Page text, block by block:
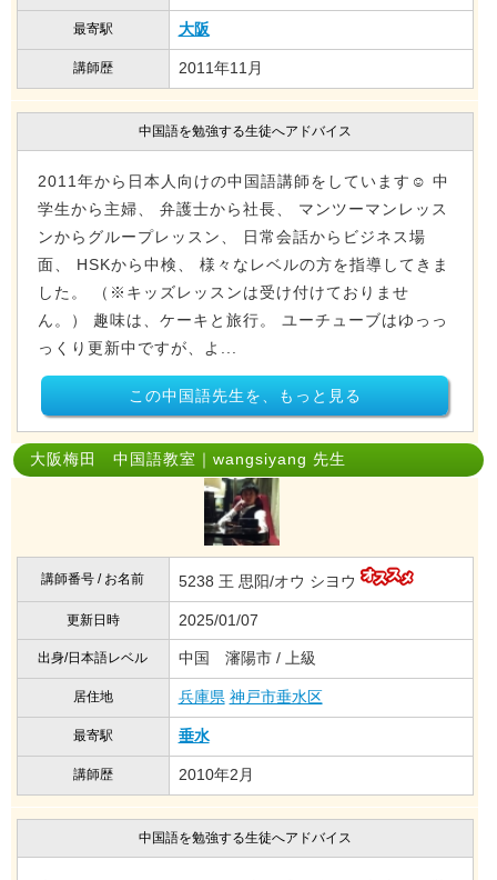
最寄駅 大阪
講師歴 2011年11月
中国語を勉強する生徒へアドバイス
2011年から日本人向けの中国語講師をしています☺︎ 中
学生から主婦、 弁護士から社長、 マンツーマンレッス
ンからグループレッスン、 日常会話からビジネス場
面、 HSKから中検、 様々なレベルの方を指導してきま
した。 （※キッズレッスンは受け付けておりませ
ん。） 趣味は、ケーキと旅行。 ユーチューブはゆっっ
っくり更新中ですが、よ...
この中国語先生を、もっと見る
大阪梅田 中国語教室｜wangsiyang 先生
講師番号 / お名前 5238 王 思阳/オウ シヨウ
更新日時 2025/01/07
出身/日本語レベル 中国 瀋陽市 / 上級
居住地 兵庫県 神戸市垂水区
最寄駅 垂水
講師歴 2010年2月
中国語を勉強する生徒へアドバイス